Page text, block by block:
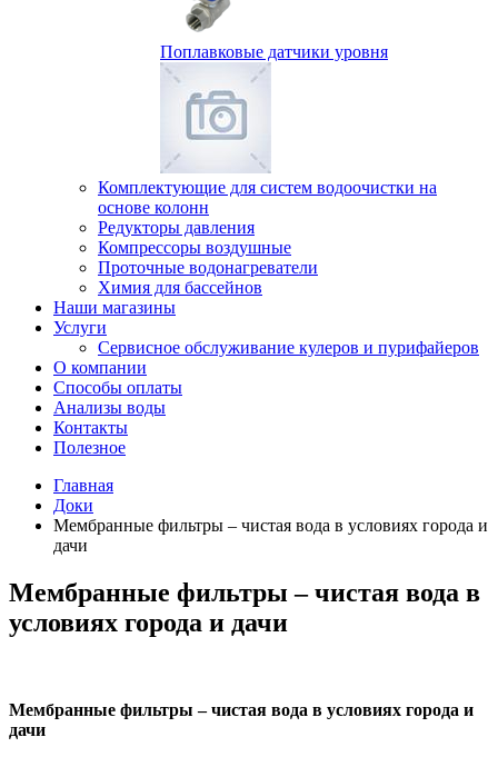
Поплавковые датчики уровня
Комплектующие для систем водоочистки на
основе колонн
Редукторы давления
Компрессоры воздушные
Проточные водонагреватели
Химия для бассейнов
Наши магазины
Услуги
Сервисное обслуживание кулеров и пурифайеров
О компании
Способы оплаты
Анализы воды
Контакты
Полезное
Главная
Доки
Мембранные фильтры – чистая вода в условиях города и
дачи
Мембранные фильтры – чистая вода в
условиях города и дачи
Мембранные фильтры – чистая вода в условиях города и
дачи